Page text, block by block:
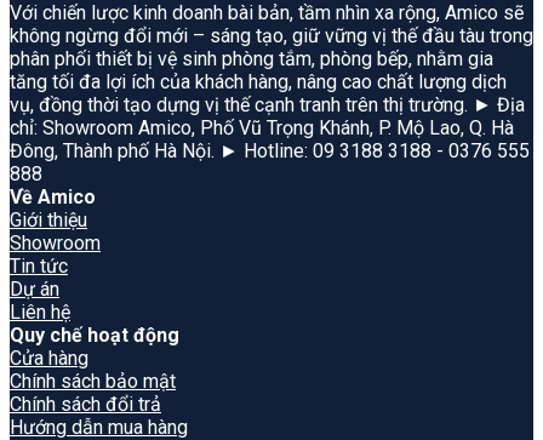
Với chiến lược kinh doanh bài bản, tầm nhìn xa rộng, Amico sẽ
không ngừng đổi mới – sáng tạo, giữ vững vị thế đầu tàu trong
phân phối thiết bị vệ sinh phòng tắm, phòng bếp, nhằm gia
tăng tối đa lợi ích của khách hàng, nâng cao chất lượng dịch
vụ, đồng thời tạo dựng vị thế cạnh tranh trên thị trường. ► Địa
chỉ: Showroom Amico, Phố Vũ Trọng Khánh, P. Mộ Lao, Q. Hà
Đông, Thành phố Hà Nội. ► Hotline: 09 3188 3188 - 0376 555
888
Về Amico
Giới thiệu
Showroom
Tin tức
Dự án
Liên hệ
Quy chế hoạt động
Cửa hàng
Chính sách bảo mật
Chính sách đổi trả
Hướng dẫn mua hàng